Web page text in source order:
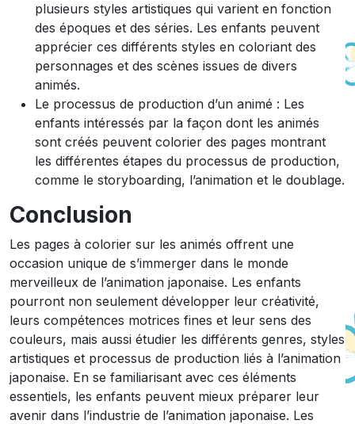
plusieurs styles artistiques qui varient en fonction
des époques et des séries. Les enfants peuvent
apprécier ces différents styles en coloriant des
personnages et des scènes issues de divers
animés.
Le processus de production d’un animé : Les
enfants intéressés par la façon dont les animés
sont créés peuvent colorier des pages montrant
les différentes étapes du processus de production,
comme le storyboarding, l’animation et le doublage.
Conclusion
Les pages à colorier sur les animés offrent une
occasion unique de s’immerger dans le monde
merveilleux de l’animation japonaise. Les enfants
pourront non seulement développer leur créativité,
leurs compétences motrices fines et leur sens des
couleurs, mais aussi étudier les différents genres, styles
artistiques et processus de production liés à l’animation
japonaise. En se familiarisant avec ces éléments
essentiels, les enfants peuvent mieux préparer leur
avenir dans l’industrie de l’animation japonaise. Les